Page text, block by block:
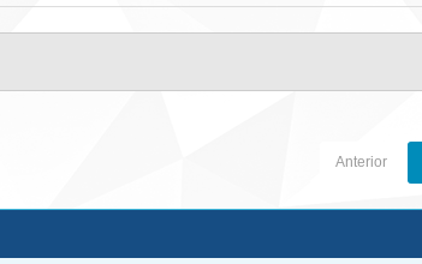
Anterior